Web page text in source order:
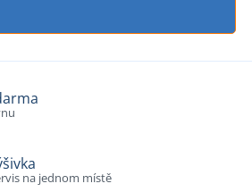
na jednom místě